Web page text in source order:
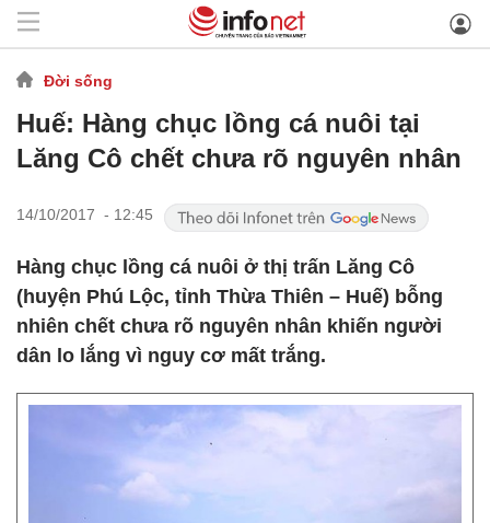
Đời sống
Huế: Hàng chục lồng cá nuôi tại
Lăng Cô chết chưa rõ nguyên nhân
14/10/2017 - 12:45
Hàng chục lồng cá nuôi ở thị trấn Lăng Cô
(huyện Phú Lộc, tỉnh Thừa Thiên – Huế) bỗng
nhiên chết chưa rõ nguyên nhân khiến người
dân lo lắng vì nguy cơ mất trắng.